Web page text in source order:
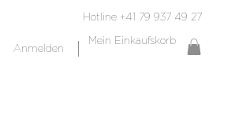
Hotline +41 79 937 49 27
Mein Einkaufskorb
Anmelden